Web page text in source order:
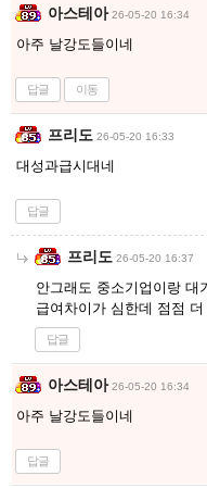
아스테아 26-05-20 16:34
아주 날강도들이네
답글 이동
프리도 26-05-20 16:33
대성과급시대네
답글
프리도 26-05-20 16:37
안그래도 중소기업이랑 대
급여차이가 심한데 점점 더
답글
아스테아 26-05-20 16:34
아주 날강도들이네
답글